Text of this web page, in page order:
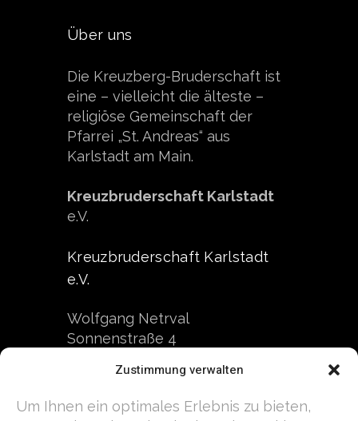
Zustimmung verwalten
Um Ihnen ein optimales Erlebnis zu bieten,
Über uns
Die Kreuzberg-Bruderschaft ist
eine – vielleicht die älteste –
religiöse Gemeinschaft der
Pfarrei „St. Andreas“ aus
Karlstadt am Main.
Kreuzbruderschaft Karlstadt
e.V.
Kreuzbruderschaft Karlstadt
e.V.
Wolfgang Netrval
Sonnenstraße 4
Kontakt